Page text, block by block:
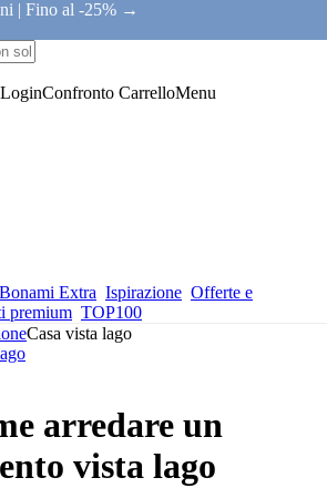
| Fino al -25% →
LoginConfronto CarrelloMenu
Bonami Extra Ispirazione Offerte e
premium TOP100
Casa vista lago
arredare un
vista lago